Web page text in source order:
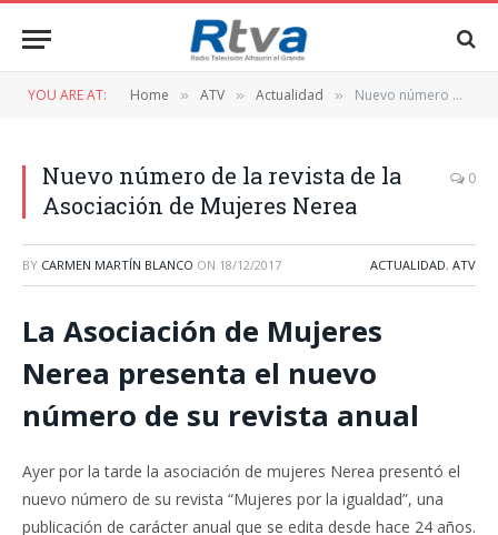
YOU ARE AT: Home » ATV » Actualidad » Nuevo número de la revista de la Asociación de Mujeres Nerea
Nuevo número de la revista de la
Asociación de Mujeres Nerea
0
BY CARMEN MARTÍN BLANCO ON 18/12/2017 ACTUALIDAD, ATV
La Asociación de Mujeres
Nerea presenta el nuevo
número de su revista anual
Ayer por la tarde la asociación de mujeres Nerea presentó el
nuevo número de su revista “Mujeres por la igualdad”, una
publicación de carácter anual que se edita desde hace 24 años.